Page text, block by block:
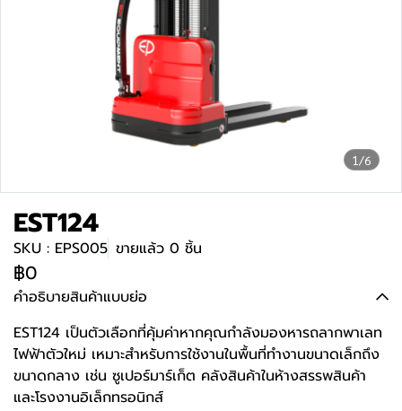
1/6
EST124
SKU : EPS005 ขายแล้ว 0 ชิ้น
฿0
คำอธิบายสินค้าแบบย่อ
EST124 เป็นตัวเลือกที่คุ้มค่าหากคุณกำลังมองหารถลากพาเลท
ไฟฟ้าตัวใหม่ เหมาะสำหรับการใช้งานในพื้นที่ทำงานขนาดเล็กถึง
ขนาดกลาง เช่น ซูเปอร์มาร์เก็ต คลังสินค้าในห้างสรรพสินค้า
และโรงงานอิเล็กทรอนิกส์